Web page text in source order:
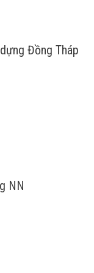
Đồng Tháp
NN